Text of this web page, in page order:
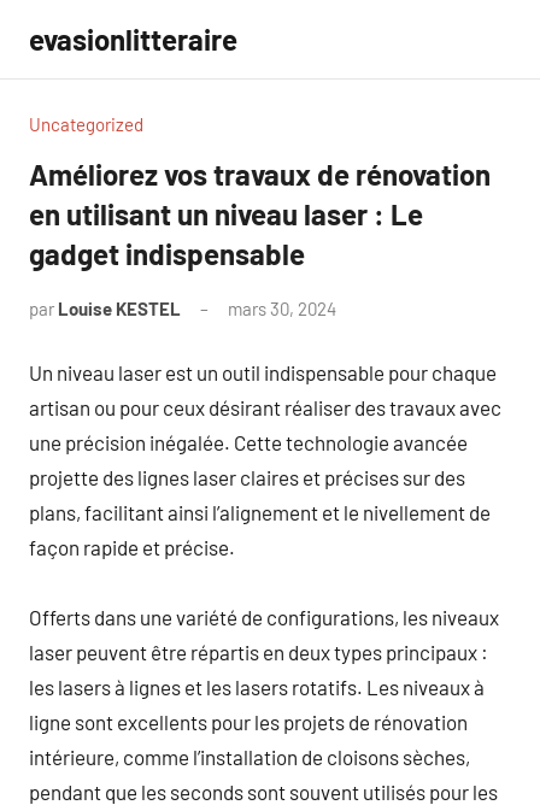
contenu
evasionlitteraire
Uncategorized
Améliorez vos travaux de rénovation
en utilisant un niveau laser : Le
gadget indispensable
par Louise KESTEL mars 30, 2024
Un niveau laser est un outil indispensable pour chaque
artisan ou pour ceux désirant réaliser des travaux avec
une précision inégalée. Cette technologie avancée
projette des lignes laser claires et précises sur des
plans, facilitant ainsi l’alignement et le nivellement de
façon rapide et précise.
Offerts dans une variété de configurations, les niveaux
laser peuvent être répartis en deux types principaux :
les lasers à lignes et les lasers rotatifs. Les niveaux à
ligne sont excellents pour les projets de rénovation
intérieure, comme l’installation de cloisons sèches,
pendant que les seconds sont souvent utilisés pour les